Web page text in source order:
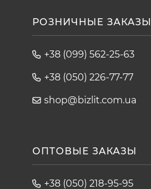
РОЗНИЧНЫЕ ЗАКАЗЫ
+38 (099) 562-25-63
+38 (050) 226-77-77
shop@bizlit.com.ua
ОПТОВЫЕ ЗАКАЗЫ
+38 (050) 218-95-95